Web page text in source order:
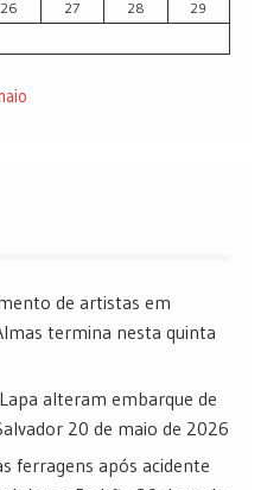
26 27 28
29
de artistas em
termina nesta quinta
alteram embarque de
20 de maio de 2026
ferragens após acidente